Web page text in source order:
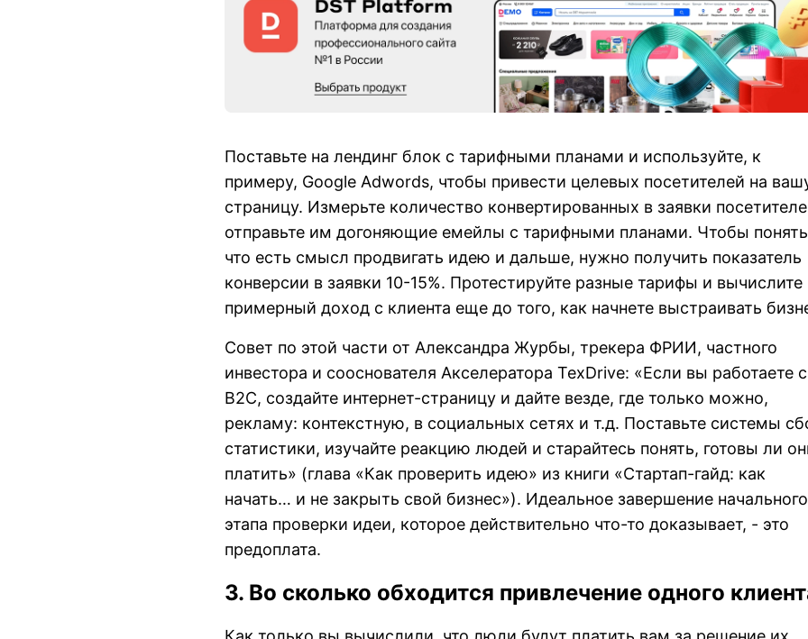
Поставьте на лендинг блок с тарифными планами и используйте, к
примеру, Google Adwords, чтобы привести целевых посетителей на
страницу. Измерьте количество конвертированных в заявки
отправьте им догоняющие емейлы с тарифными планами. Чтобы
что есть смысл продвигать идею и дальше, нужно получить показатель
конверсии в заявки 10-15%. Протестируйте разные тарифы и вычислите
примерный доход с клиента еще до того, как начнете выстраивать
Совет по этой части от Александра Журбы, трекера ФРИИ, частного
инвестора и сооснователя Акселератора ТехDrive: «Если вы работаете с
B2C, создайте интернет-страницу и дайте везде, где только можно,
рекламу: контекстную, в социальных сетях и т.д. Поставьте системы
статистики, изучайте реакцию людей и старайтесь понять, готовы ли
платить» (глава «Как проверить идею» из книги «Стартап-гайд: как
начать… и не закрыть свой бизнес»). Идеальное завершение начального
этапа проверки идеи, которое действительно что-то доказывает, - это
предоплата.
3. Во сколько обходится привлечение одного